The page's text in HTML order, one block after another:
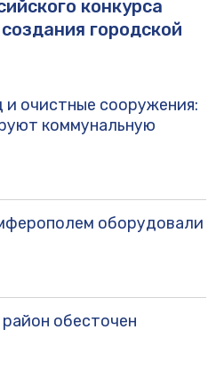
конкурса
городской
и очистные сооружения:
коммунальную
оборудовали
обесточен